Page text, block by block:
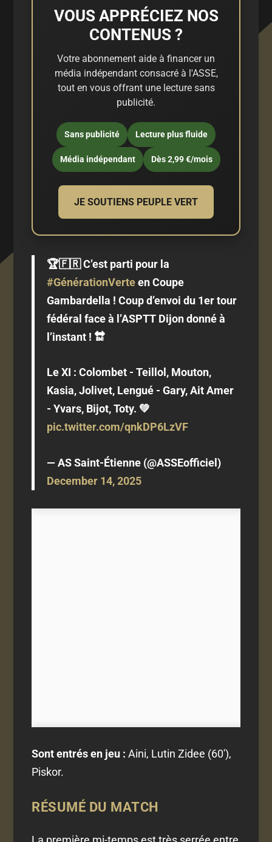
VOUS APPRÉCIEZ NOS
CONTENUS ?
Votre abonnement aide à financer un
média indépendant consacré à l'ASSE,
tout en vous offrant une lecture sans
publicité.
Sans publicité Lecture plus fluide
Média indépendant Dès 2,99 €/mois
JE SOUTIENS PEUPLE VERT
🏆🇫🇷 C’est parti pour la
#GénérationVerteen Coupe
Gambardella ! Coup d’envoi du 1er tour
fédéral face à l’ASPTT Dijon donné à
l’instant ! 🔛
Le XI : Colombet - Teillol, Mouton,
Kasia, Jolivet, Lengué - Gary, Ait Amer
- Yvars, Bijot, Toty. 💚
pic.twitter.com/qnkDP6LzVF
— AS Saint-Étienne (@ASSEofficiel)
December 14, 2025
Sont entrés en jeu :Aini, Lutin Zidee (60'),
Piskor.
RÉSUMÉ DU MATCH